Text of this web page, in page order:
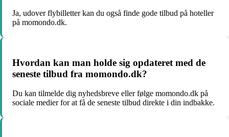
Ja, udover flybilletter kan du også finde gode tilbud på hoteller
på momondo.dk.
Hvordan kan man holde sig opdateret med de
seneste tilbud fra momondo.dk?
Du kan tilmelde dig nyhedsbreve eller følge momondo.dk på
sociale medier for at få de seneste tilbud direkte i din indbakke.